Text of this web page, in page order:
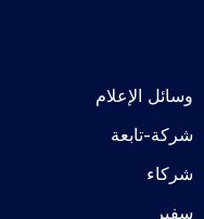
وسائل الإعلام
شركة-تابعة
شركاء
سفير